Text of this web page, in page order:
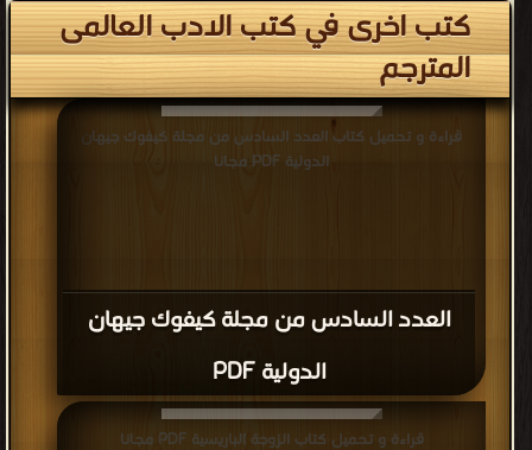
كتب اخرى في كتب الادب العالمى
المترجم
العدد السادس من مجلة كيفوك جيهان
الدولية PDF
قراءة و تحميل كتاب العدد السادس من مجلة كيفوك جيهان
الدولية PDF مجانا
قراءة و تحميل كتاب الزوجة الباريسية PDF مجانا